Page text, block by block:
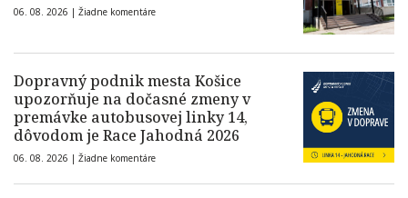
06. 08. 2026 | Žiadne komentáre
Dopravný podnik mesta Košice
upozorňuje na dočasné zmeny v
premávke autobusovej linky 14,
dôvodom je Race Jahodná 2026
06. 08. 2026 | Žiadne komentáre